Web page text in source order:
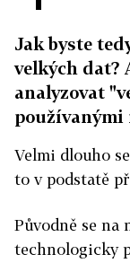
Jak byste
velkých dat?
analyzovat
používanými
Velmi dlouho
to v podstatě
Původně se na
technologicky